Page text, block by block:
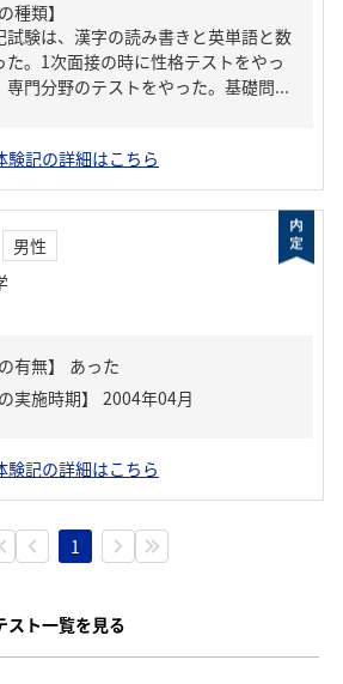
種類】
験は、漢字の読み書きと英単語と数
。1次面接の時に性格テストをやっ
専門分野のテストをやった。基礎問...
験記の詳細はこちら
男性
有無】 あった
験記の詳細はこちら
1
スト一覧を見る